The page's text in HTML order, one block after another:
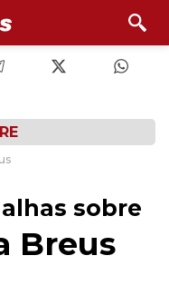
sobre
Breus